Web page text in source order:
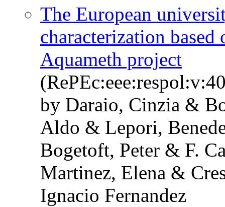
The European
characterization
Aquameth project
by Daraio, Cinzia &
Aldo & Lepori,
Bogetoft, Peter & F.
Martinez, Elena &
Ignacio Fernandez